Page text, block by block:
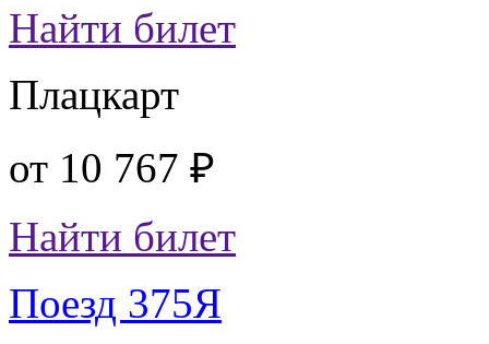
Найти билет
Плацкарт
от 10 767 ₽
Найти билет
Поезд 375Я